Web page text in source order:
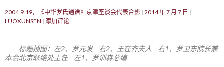
2004.9.19，《中华罗氏通谱》京津座谈会代表合影 2014 年 7 月 7 日
LUOXUNSEN 添加评论
标题插图：左2，罗元发 右2，王在齐夫人 右1，罗卫东院长兼
本会北京联络处主任 左1，罗训森总编